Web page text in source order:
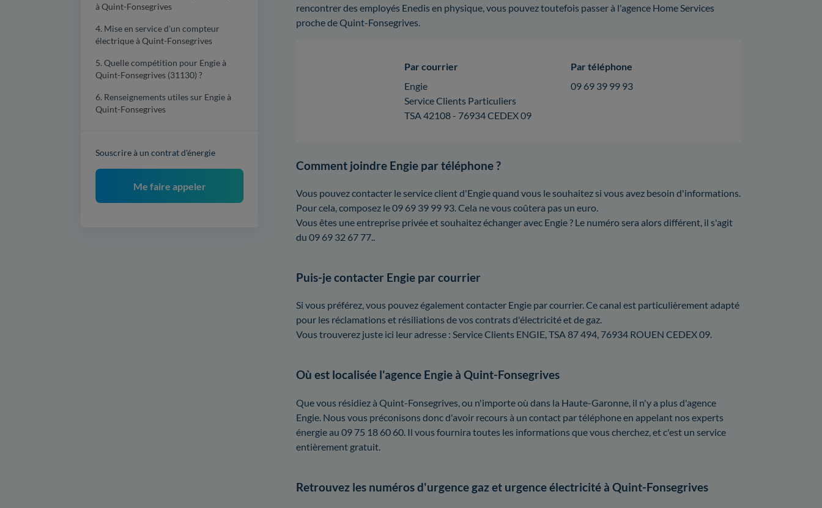
à Quint-Fonsegrives
4. Mise en service d'un compteur
électrique à Quint-Fonsegrives
5. Quelle compétition pour Engie à
Quint-Fonsegrives (31130) ?
6. Renseignements utiles sur Engie à
Quint-Fonsegrives
Souscrire à un contrat d'énergie
Me faire appeler
rencontrer des employés Enedis en physique, vous pouvez toutefois passer à l'agence Home Services
proche de Quint-Fonsegrives.
Par courrier
Engie
Service Clients Particuliers
TSA 42108 - 76934 CEDEX 09
Par téléphone
09 69 39 99 93
Comment joindre Engie par téléphone ?
Vous pouvez contacter le service client d'Engie quand vous le souhaitez si vous avez besoin d'informations.
Pour cela, composez le 09 69 39 99 93. Cela ne vous coûtera pas un euro.
Vous êtes une entreprise privée et souhaitez échanger avec Engie ? Le numéro sera alors différent, il s'agit
du 09 69 32 67 77..
Puis-je contacter Engie par courrier
Si vous préférez, vous pouvez également contacter Engie par courrier. Ce canal est particulièrement adapté
pour les réclamations et résiliations de vos contrats d'électricité et de gaz.
Vous trouverez juste ici leur adresse : Service Clients ENGIE, TSA 87 494, 76934 ROUEN CEDEX 09.
Où est localisée l'agence Engie à Quint-Fonsegrives
Que vous résidiez à Quint-Fonsegrives, ou n'importe où dans la Haute-Garonne, il n'y a plus d'agence
Engie. Nous vous préconisons donc d'avoir recours à un contact par téléphone en appelant nos experts
énergie au 09 75 18 60 60. Il vous fournira toutes les informations que vous cherchez, et c'est un service
entièrement gratuit.
Retrouvez les numéros d'urgence gaz et urgence électricité à Quint-Fonsegrives